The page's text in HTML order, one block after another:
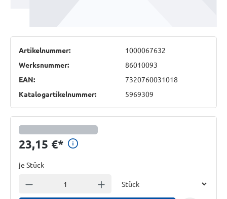
Artikelnummer:
1000067632
Werksnummer:
86010093
EAN:
7320760031018
Katalogartikelnummer:
5969309
23,15 €* Preisinformationen anzeigen
je Stück
Anzahl verringern Anzahl erhöhen